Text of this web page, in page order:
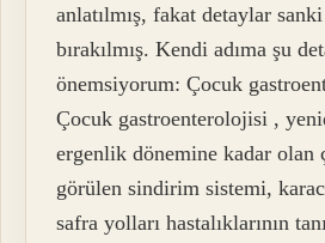
anlatılmış, fakat detaylar
bırakılmış. Kendi adıma şu
önemsiyorum: Çocuk
Çocuk gastroenterolojisi ,
ergenlik dönemine kadar olan
görülen sindirim sistemi,
safra yolları hastalıklarının